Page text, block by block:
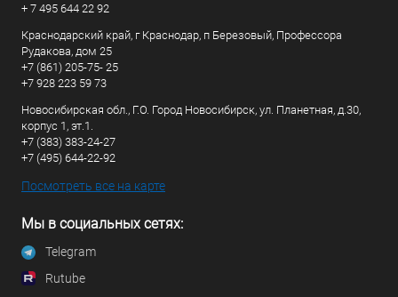
+ 7 495 644 22 92
Краснодарский край, г Краснодар, п Березовый, Профессора
Рудакова, дом 25
+7 (861) 205-75- 25
+7 928 223 59 73
Новосибирская обл., Г.О. Город Новосибирск, ул. Планетная, д.30,
корпус 1, эт.1.
+7 (383) 383-24-27
+7 (495) 644-22-92
Посмотреть все на карте
Мы в социальных сетях:
Telegram
Rutube